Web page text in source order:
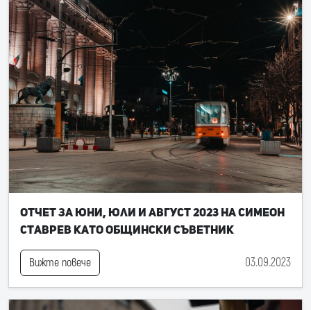
Отчет за юни, юли и август 2023 на Симеон
Ставрев като общински съветник
Вижте повече 03.09.2023